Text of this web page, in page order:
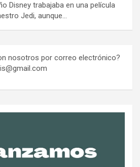
Disney trabajaba en una película
Jedi, aunque…
nosotros por correo electrónico?